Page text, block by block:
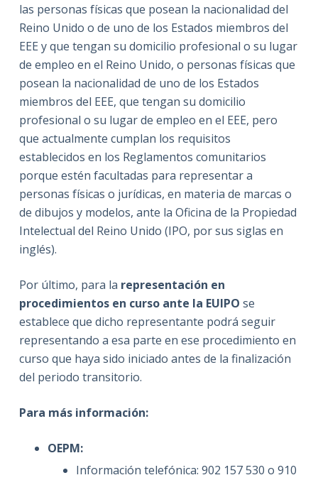
las personas físicas que posean la nacionalidad del
Reino Unido o de uno de los Estados miembros del
EEE y que tengan su domicilio profesional o su lugar
de empleo en el Reino Unido, o personas físicas que
posean la nacionalidad de uno de los Estados
miembros del EEE, que tengan su domicilio
profesional o su lugar de empleo en el EEE, pero
que actualmente cumplan los requisitos
establecidos en los Reglamentos comunitarios
porque estén facultadas para representar a
personas físicas o jurídicas, en materia de marcas o
de dibujos y modelos, ante la Oficina de la Propiedad
Intelectual del Reino Unido (IPO, por sus siglas en
inglés).
Por último, para la representación en
procedimientos en curso ante la EUIPO se
establece que dicho representante podrá seguir
representando a esa parte en ese procedimiento en
curso que haya sido iniciado antes de la finalización
del periodo transitorio.
Para más información:
OEPM:
Información telefónica: 902 157 530 o 910